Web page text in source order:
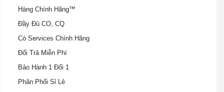
Hàng Chính Hãng™
Đầy Đủ CO, CQ
Có Services Chính Hãng
Đổi Trả Miễn Phí
Bảo Hành 1 Đổi 1
Phân Phối Sỉ Lẻ